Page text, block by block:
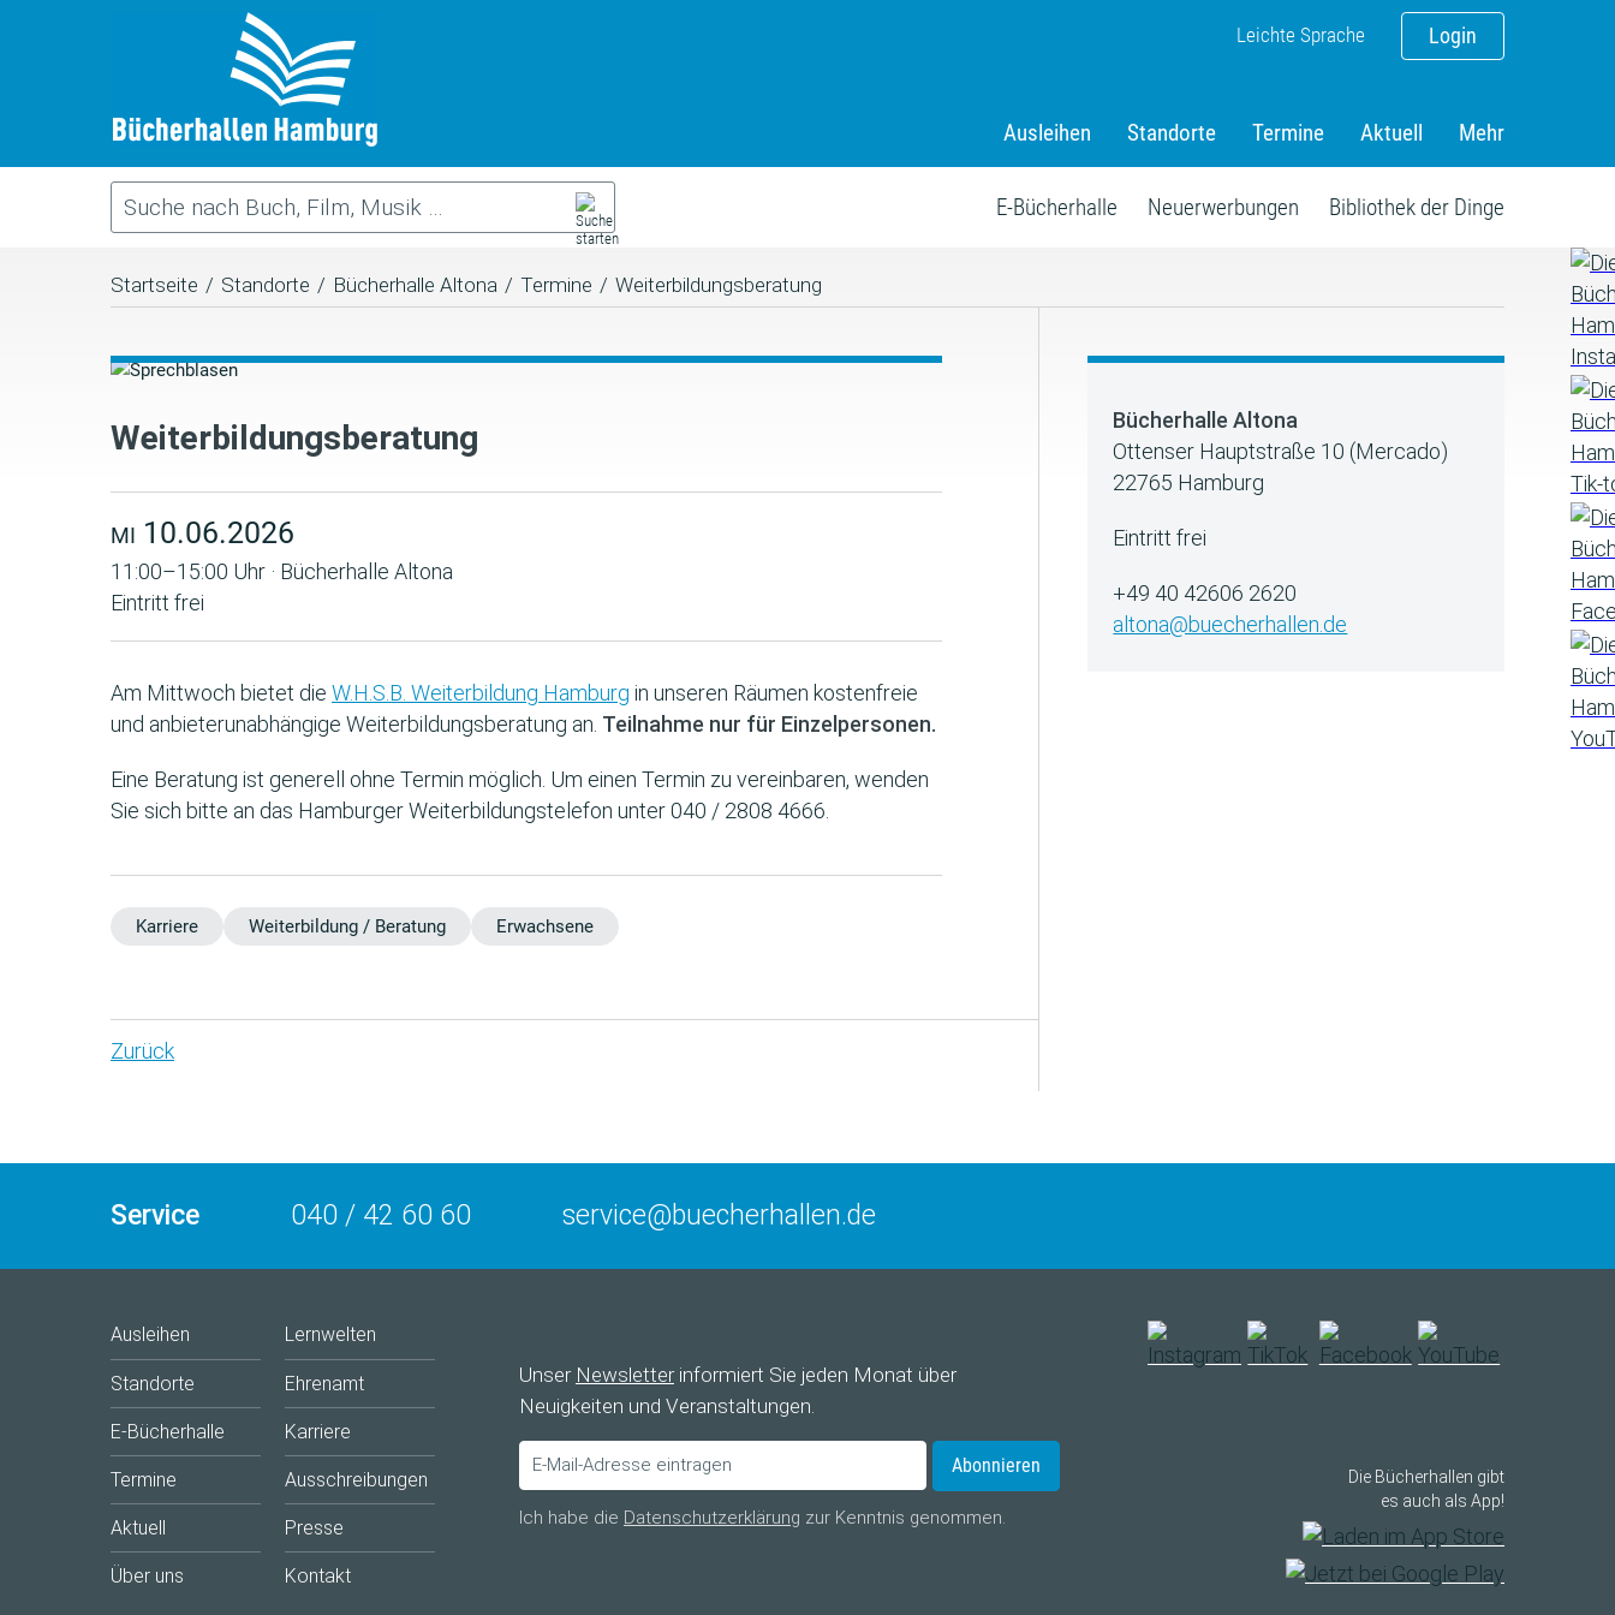
Login
Leichte Sprache
Ausleihen Standorte Termine Aktuell Mehr
E-Bücherhalle Neuerwerbungen Bibliothek der Dinge
Startseite / Standorte / Bücherhalle Altona / Termine / Weiterbildungsberatung
Weiterbildungsberatung
MI 10.06.2026
11:00–15:00 Uhr · Bücherhalle Altona
Eintritt frei
Am Mittwoch bietet die W.H.S.B. Weiterbildung Hamburg in unseren Räumen kostenfreie
und anbieterunabhängige Weiterbildungsberatung an. Teilnahme nur für Einzelpersonen.
Eine Beratung ist generell ohne Termin möglich. Um einen Termin zu vereinbaren, wenden
Sie sich bitte an das Hamburger Weiterbildungstelefon unter 040 / 2808 4666.
Karriere Weiterbildung / Beratung Erwachsene
Zurück
Bücherhalle Altona
Ottenser Hauptstraße 10 (Mercado)
22765 Hamburg
Eintritt frei
+49 40 42606 2620
altona@buecherhallen.de
Service 040 / 42 60 60 service@buecherhallen.de
Ausleihen
Standorte
E-Bücherhalle
Termine
Aktuell
Über uns
Lernwelten
Ehrenamt
Karriere
Ausschreibungen
Presse
Kontakt
Unser Newsletterinformiert Sie jeden Monat über
Neuigkeiten und Veranstaltungen.
Abonnieren
Ich habe die Datenschutzerklärung zur Kenntnis genommen.
Die Bücherhallen gibt
es auch als App!